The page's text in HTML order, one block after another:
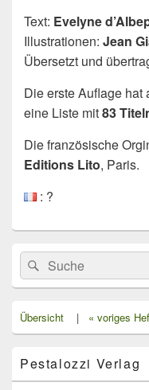
Text: Evelyne
Illustrationen: Jean
Übersetzt und
Die erste Auflage hat
eine Liste mit83
Die französische
Editions Lito, Paris.
: ?
Primärer
Seitenleisten
Widget-
Bereich
Search
for:
Suche
Übersicht | « voriges
Pestalozzi Verlag